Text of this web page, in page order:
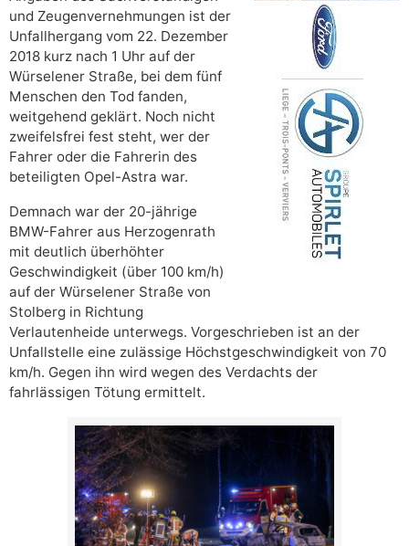
und Zeugenvernehmungen ist der
Unfallhergang vom 22. Dezember
2018 kurz nach 1 Uhr auf der
Würselener Straße, bei dem fünf
Menschen den Tod fanden,
weitgehend geklärt. Noch nicht
zweifelsfrei fest steht, wer der
Fahrer oder die Fahrerin des
beteiligten Opel-Astra war.
Demnach war der 20-jährige
BMW-Fahrer aus Herzogenrath
mit deutlich überhöhter
Geschwindigkeit (über 100 km/h)
auf der Würselener Straße von
Stolberg in Richtung
Verlautenheide unterwegs. Vorgeschrieben ist an der
Unfallstelle eine zulässige Höchstgeschwindigkeit von 70
km/h. Gegen ihn wird wegen des Verdachts der
fahrlässigen Tötung ermittelt.